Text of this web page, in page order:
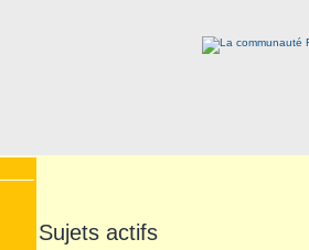
Sujets actifs